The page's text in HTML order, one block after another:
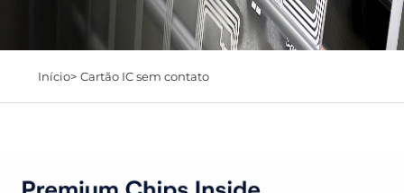
Início> Cartão IC sem contato